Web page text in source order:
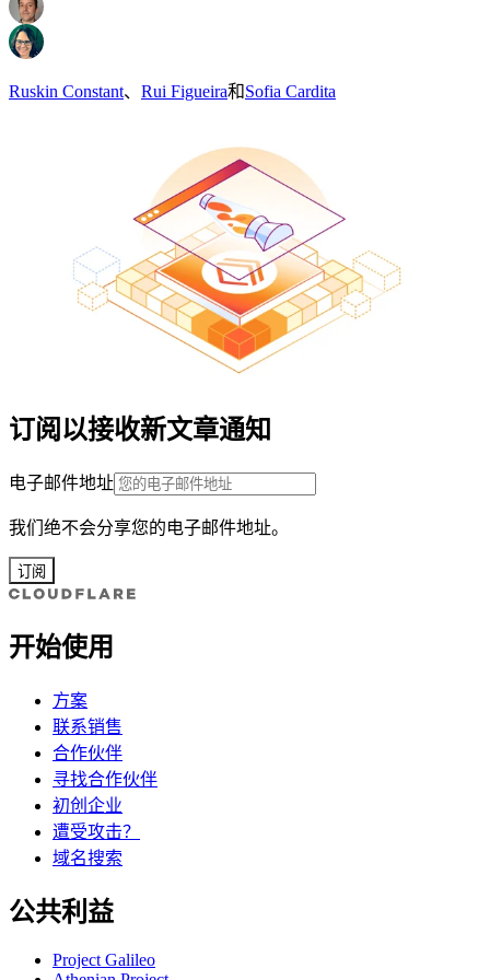
Ruskin Constant、 Rui Figueira和Sofia Cardita
订阅以接收新文章通知
电子邮件地址
我们绝不会分享您的电子邮件地址。
订阅
开始使用
方案
联系销售
合作伙伴
寻找合作伙伴
初创企业
遭受攻击？
域名搜索
公共利益
Project Galileo